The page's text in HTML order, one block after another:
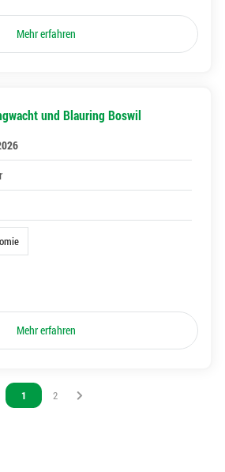
Mehr erfahren
und Blauring Boswil
Mehr erfahren
Vous êtes sur la page
1 Vous êtes sur la page
2